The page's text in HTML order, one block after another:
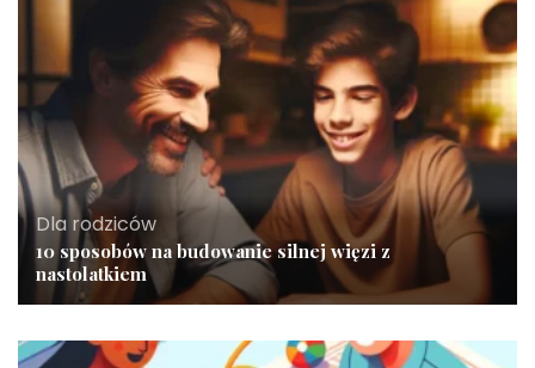
Dla rodziców
10 sposobów na budowanie silnej więzi z
nastolatkiem